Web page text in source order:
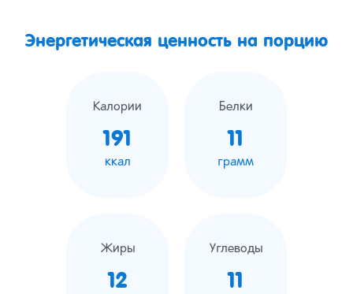
Энергетическая ценность на порцию
Калории
191
ккал
Белки
11
грамм
Жиры
12
Углеводы
11